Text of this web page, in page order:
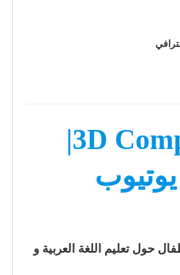
3D Computer Center|
حول تعليم اللغة العربية و